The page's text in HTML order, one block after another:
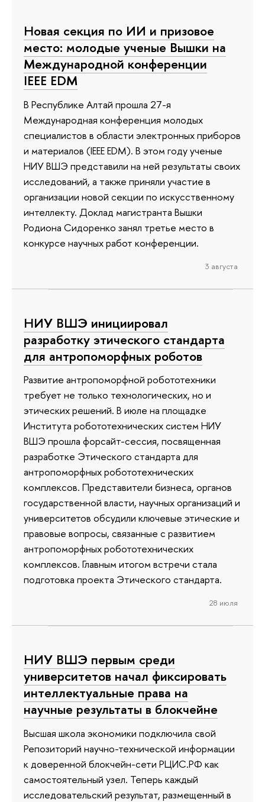
Новая секция по ИИ и призовое
место: молодые ученые Вышки на
Международной конференции
IEEE EDM
В Республике Алтай прошла 27-я
Международная конференция молодых
специалистов в области электронных приборов
и материалов (IEEE EDM). В этом году ученые
НИУ ВШЭ представили на ней результаты своих
исследований, а также приняли участие в
организации новой секции по искусственному
интеллекту. Доклад магистранта Вышки
Родиона Сидоренко занял третье место в
конкурсе научных работ конференции.
3 августа
НИУ ВШЭ инициировал
разработку этического стандарта
для антропоморфных роботов
Развитие антропоморфной робототехники
требует не только технологических, но и
этических решений. В июле на площадке
Института робототехнических систем НИУ
ВШЭ прошла форсайт-сессия, посвященная
разработке Этического стандарта для
антропоморфных робототехнических
комплексов. Представители бизнеса, органов
государственной власти, научных организаций и
университетов обсудили ключевые этические и
правовые вопросы, связанные с развитием
антропоморфных робототехнических
комплексов. Главным итогом встречи стала
подготовка проекта Этического стандарта.
28 июля
НИУ ВШЭ первым среди
университетов начал фиксировать
интеллектуальные права на
научные результаты в блокчейне
Высшая школа экономики подключила свой
Репозиторий научно-технической информации
к доверенной блокчейн-сети РЦИС.РФ как
самостоятельный узел. Теперь каждый
исследовательский результат, размещенный в